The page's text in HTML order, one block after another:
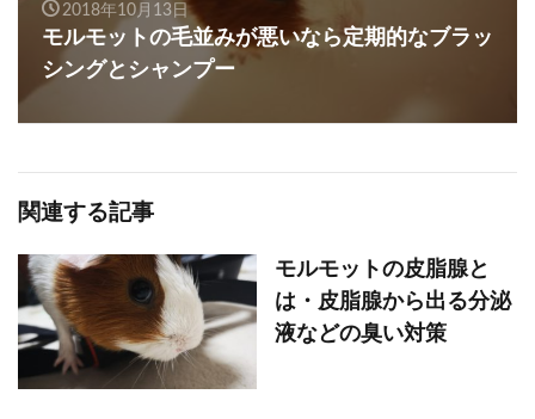
2018年10月13日
モルモットの毛並みが悪いなら定期的なブラッ
シングとシャンプー
関連する記事
モルモットの皮脂腺と
は・皮脂腺から出る分泌
液などの臭い対策